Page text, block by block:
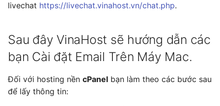
a
livechat https://livechat.vinahost.vn/chat.php.
Sau đây VinaHost sẽ hướng dẫn các
bạn Cài đặt Email Trên Máy Mac.
Đối với hosting nền cPanel bạn làm theo các bước sau
để lấy thông tin: